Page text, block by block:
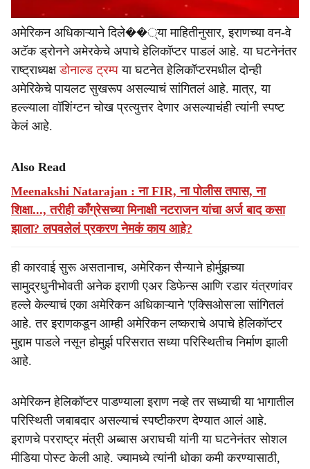
अमेरिकन अधिकाऱ्याने दिले��्या माहितीनुसार, इराणच्या वन-वे
अटॅक ड्रोनने अमेरकेचे अपाचे हेलिकॉप्टर पाडलं आहे. या घटनेनंतर
राष्ट्राध्यक्षडोनाल्ड ट्रम्प या घटनेत हेलिकॉप्टरमधील दोन्ही
अमेरिकेचे पायलट सुखरूप असल्याचं सांगितलं आहे. मात्र, या
हल्ल्याला वॉशिंग्टन चोख प्रत्युत्तर देणार असल्याचंही त्यांनी स्पष्ट
केलं आहे.
Also Read
Meenakshi Natarajan : ना FIR, ना पोलीस तपास, ना
शिक्षा..., तरीही काँग्रेसच्या मिनाक्षी नटराजन यांचा अर्ज बाद कसा
झाला? लपवलेलं प्रकरण नेमकं काय आहे?
ही कारवाई सुरू असतानाच, अमेरिकन सैन्याने होर्मुझच्या
सामुद्रधुनीभोवती अनेक इराणी एअर डिफेन्स आणि रडार यंत्रणांवर
हल्ले केल्याचं एका अमेरिकन अधिकाऱ्याने 'एक्सिओस'ला सांगितलं
आहे. तर इराणकडून आम्ही अमेरिकन लष्कराचे अपाचे हेलिकॉप्टर
मुद्दाम पाडले नसून होमुर्झ परिसरात सध्या परिस्थितीच निर्माण झाली
आहे.
अमेरिकन हेलिकॉप्टर पाडण्याला इराण नव्हे तर सध्याची या भागातील
परिस्थिती जबाबदार असल्याचं स्पष्टीकरण देण्यात आलं आहे.
इराणचे परराष्ट्र मंत्री अब्बास अराघची यांनी या घटनेनंतर सोशल
मीडिया पोस्ट केली आहे. ज्यामध्ये त्यांनी धोका कमी करण्यासाठी,